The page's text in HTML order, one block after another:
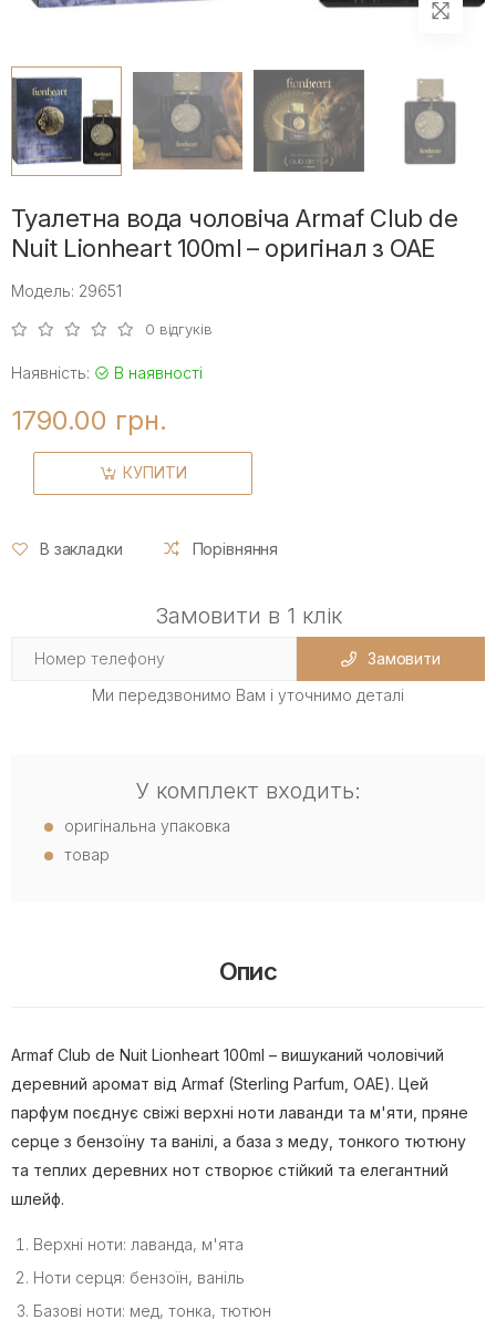
Туалетна вода чоловіча Armaf Club de
Nuit Lionheart 100ml – оригінал з ОАЕ
Модель: 29651
0 відгуків
Наявність: В наявності
1790.00 грн.
КУПИТИ
В закладки Порівняння
Замовити в 1 клік
Замовити
Ми передзвонимо Вам і уточнимо деталі
У комплект входить:
оригінальна упаковка
товар
Опис
Armaf Club de Nuit Lionheart 100ml – вишуканий чоловічий
деревний аромат від Armaf (Sterling Parfum, ОАЕ). Цей
парфум поєднує свіжі верхні ноти лаванди та м'яти, пряне
серце з бензоїну та ванілі, а база з меду, тонкого тютюну
та теплих деревних нот створює стійкий та елегантний
шлейф.
Верхні ноти: лаванда, м'ята
Ноти серця: бензоїн, ваніль
Базові ноти: мед, тонка, тютюн